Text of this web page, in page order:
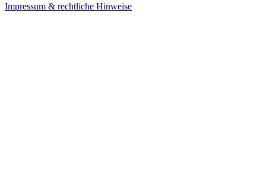
Impressum & rechtliche Hinweise